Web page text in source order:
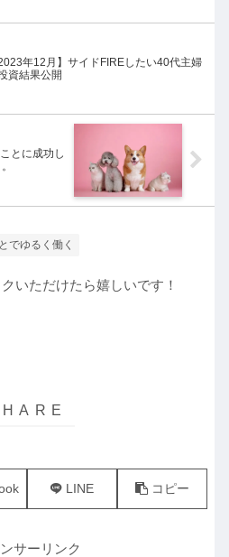
2023年12月】サイドFIREしたい40代主婦
資結果公開
とに成功し
でゆるく働く
いただけたら嬉しいです！
LINE コピー
サーリンク